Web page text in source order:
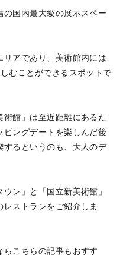
の国内最大級の展示スペー
アであり、美術館内には
むことができるスポットで
術館」は至近距離にあるた
ングデートを楽しんだ後
するというのも、大人のデ
ン」と「国立新美術館」
ストランをご紹介しま
こちらの記事もおすす